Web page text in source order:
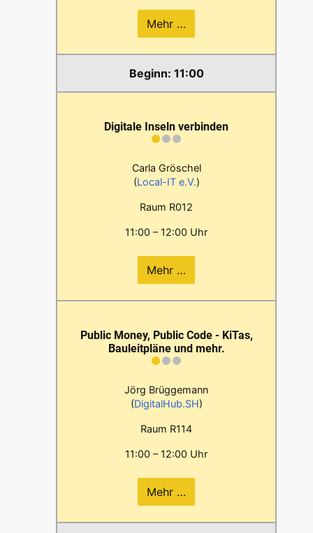
Mehr …
11:00
Digitale Inseln verbinden
Carla Gröschel
(Local-IT e.V.)
Raum R012
11:00 – 12:00 Uhr
Mehr …
Public Money, Public Code - KiTas,
Bauleitpläne und mehr.
Jörg Brüggemann
(DigitalHub.SH)
Raum R114
11:00 – 12:00 Uhr
Mehr …